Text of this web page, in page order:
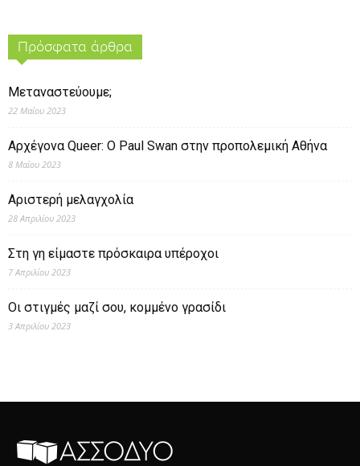
Πρόσφατα άρθρα
Μεταναστεύουμε;
22 Μαΐου 2023
Αρχέγονα Queer: O Paul Swan στην προπολεμική Αθήνα
8 Μαΐου 2023
Αριστερή μελαγχολία
28 Απριλίου 2023
Στη γη είμαστε πρόσκαιρα υπέροχοι
7 Απριλίου 2023
Οι στιγμές μαζί σου, κομμένο γρασίδι
3 Απριλίου 2023